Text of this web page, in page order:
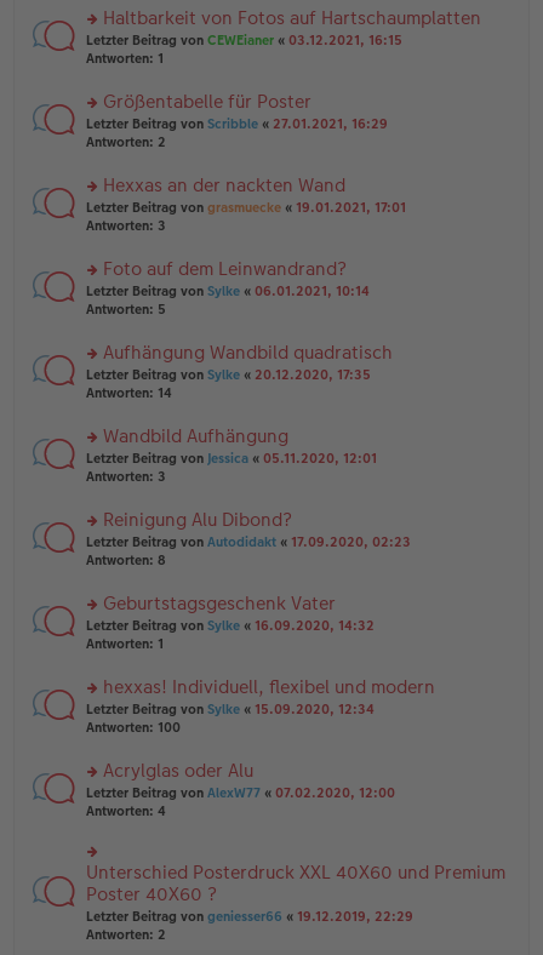
g
e
n
er
tr
a
g
n
g
el
e
n
er
tr
a
g
rs
te
n
g
el
e
n
er
tr
a
g
Haltbarkeit von Fotos auf Hartschaumplatten
Letzter Beitrag von CEWEianer « 03.12.2021, 16:15
Antworten: 1
rs
te
n
g
el
e
n
er
tr
a
g
Größentabelle für Poster
Letzter Beitrag von Scribble « 27.01.2021, 16:29
Antworten: 2
rs
te
n
g
el
e
n
er
tr
a
g
Hexxas an der nackten Wand
Letzter Beitrag von grasmuecke « 19.01.2021, 17:01
Antworten: 3
rs
te
n
g
el
e
n
er
tr
a
g
Foto auf dem Leinwandrand?
Letzter Beitrag von Sylke « 06.01.2021, 10:14
Antworten: 5
rs
te
n
g
el
e
n
er
tr
a
g
Aufhängung Wandbild quadratisch
Letzter Beitrag von Sylke « 20.12.2020, 17:35
Antworten: 14
rs
te
n
g
el
e
n
er
tr
a
g
Wandbild Aufhängung
Letzter Beitrag von Jessica « 05.11.2020, 12:01
Antworten: 3
rs
te
n
g
el
e
n
er
tr
a
g
Reinigung Alu Dibond?
Letzter Beitrag von Autodidakt « 17.09.2020, 02:23
Antworten: 8
rs
te
n
g
el
e
n
er
tr
a
g
Geburtstagsgeschenk Vater
Letzter Beitrag von Sylke « 16.09.2020, 14:32
Antworten: 1
rs
te
n
g
el
e
n
er
B
ei
tr
hexxas! Individuell, flexibel und modern
Letzter Beitrag von Sylke « 15.09.2020, 12:34
Antworten: 100
rs
te
u
n
g
el
es
e
Acrylglas oder Alu
Letzter Beitrag von AlexW77 « 07.02.2020, 12:00
Antworten: 4
rs
te
r
u
n
Unterschied Posterdruck XXL 40X60 und Premium
Poster 40X60 ?
Letzter Beitrag von geniesser66 « 19.12.2019, 22:29
Antworten: 2